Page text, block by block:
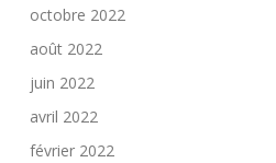
octobre 2022
août 2022
juin 2022
avril 2022
février 2022